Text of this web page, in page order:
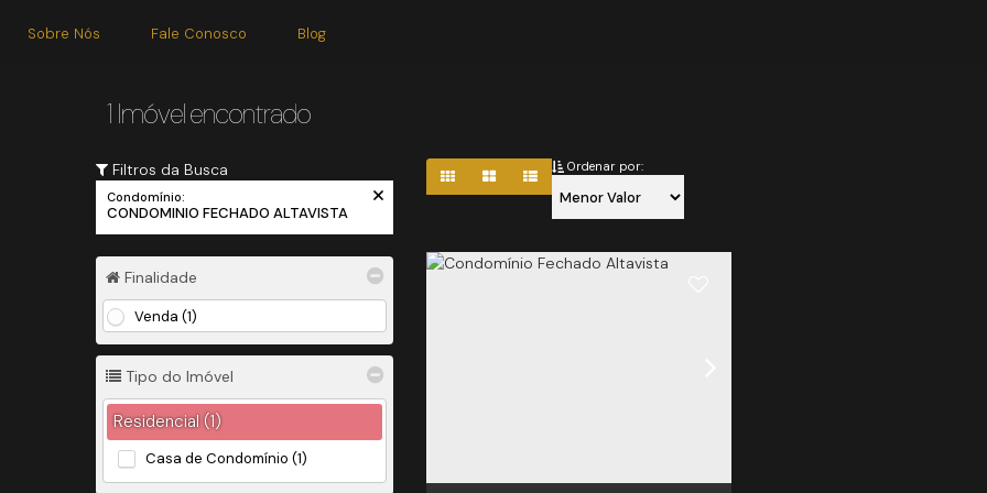
Sobre Nós Fale Conosco Blog
1 Imóvel encontrado
Filtros da Busca
Condomínio:
CONDOMINIO FECHADO ALTAVISTA
Finalidade
Venda (1)
Tipo do Imóvel
Residencial (1)
Casa de Condomínio (1)
Ordenar por: